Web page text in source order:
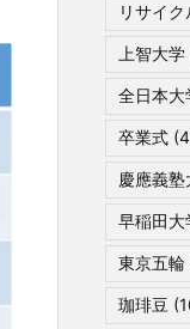
リサイク
上智大学
全日本大
卒業式
慶應義塾
早稲田大
東京五輪
珈琲豆